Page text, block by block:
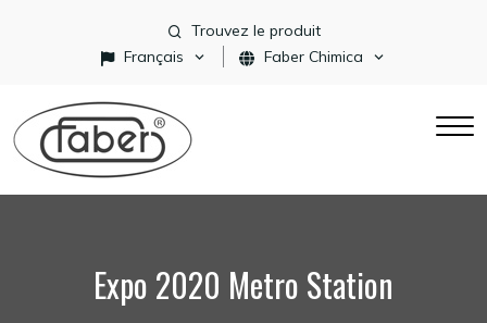
Trouvez le produit
Français
Faber Chimica
Expo 2020 Metro Station